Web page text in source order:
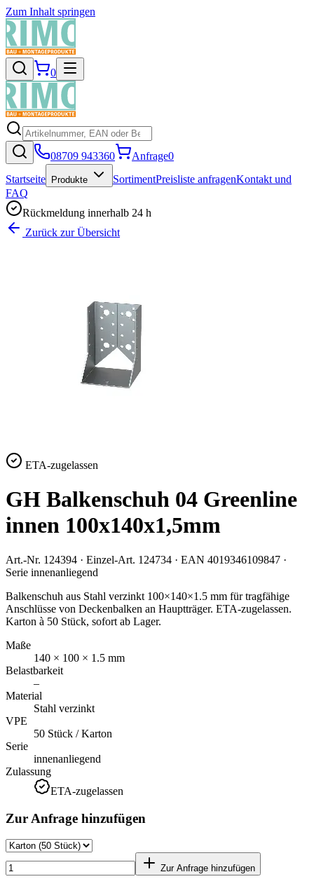
Zum Inhalt springen
0
08709 943360 Anfrage0
Startseite
Produkte SortimentPreisliste anfragenKontakt und
FAQ
Rückmeldung innerhalb 24 h
Zurück zur Übersicht
ETA-zugelassen
GH Balkenschuh 04 Greenline
innen 100x140x1,5mm
Art.-Nr. 124394 · Einzel-Art. 124734 · EAN 4019346109847 ·
Serie innenanliegend
Balkenschuh aus Stahl verzinkt 100×140×1.5 mm für tragfähige
Anschlüsse von Deckenbalken an Hauptträger. ETA-zugelassen.
Karton à 50 Stück, sofort ab Lager.
Maße
140 × 100 × 1.5 mm
Belastbarkeit
–
Material
Stahl verzinkt
VPE
50 Stück / Karton
Serie
innenanliegend
Zulassung
ETA-zugelassen
Zur Anfrage hinzufügen
Zur Anfrage hinzufügen